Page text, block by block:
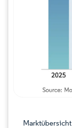
Marktübersicht